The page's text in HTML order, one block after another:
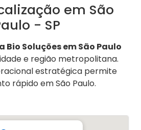
em São
- SP
Bio Soluções em São Paulo
e região metropolitana.
estratégica permite
rápido em São Paulo.